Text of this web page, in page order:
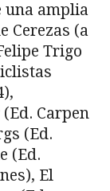
una amplia
Cerezas (a
Trigo
Carpen
(Ed.
(Ed.
El